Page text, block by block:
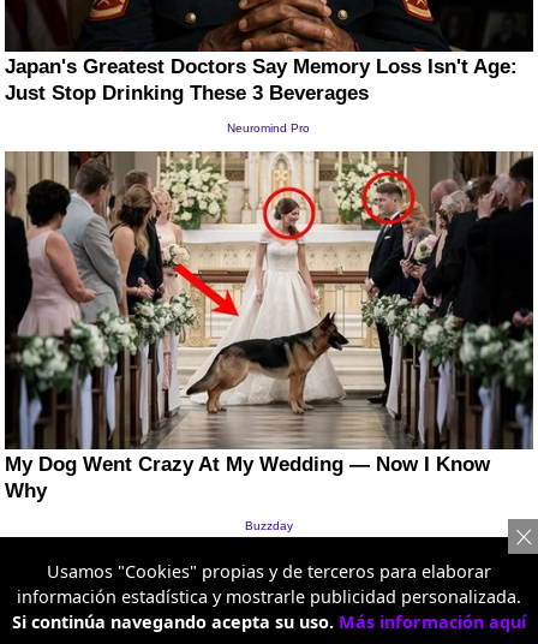
Usamos "Cookies" propias y de terceros para elaborar
información estadística y mostrarle publicidad personalizada.
Si continúa navegando acepta su uso. Más información aquí